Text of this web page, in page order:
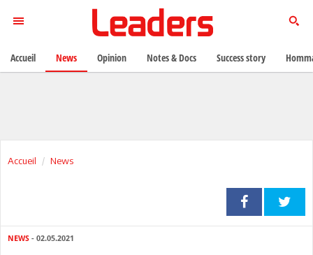
Accueil News
NEWS - 02.05.2021
Accueil News Opinion Notes & Docs Success story